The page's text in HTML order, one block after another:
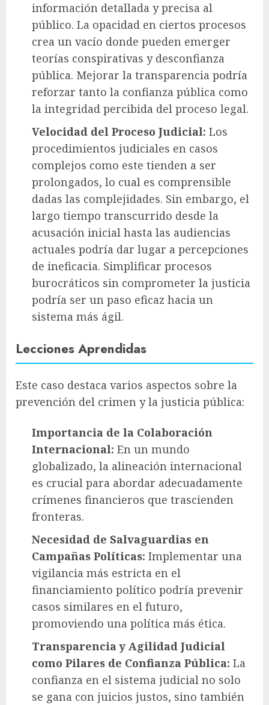
información detallada y precisa al
público. La opacidad en ciertos procesos
crea un vacío donde pueden emerger
teorías conspirativas y desconfianza
pública. Mejorar la transparencia podría
reforzar tanto la confianza pública como
la integridad percibida del proceso legal.
Velocidad del Proceso Judicial: Los
procedimientos judiciales en casos
complejos como este tienden a ser
prolongados, lo cual es comprensible
dadas las complejidades. Sin embargo, el
largo tiempo transcurrido desde la
acusación inicial hasta las audiencias
actuales podría dar lugar a percepciones
de ineficacia. Simplificar procesos
burocráticos sin comprometer la justicia
podría ser un paso eficaz hacia un
sistema más ágil.
Lecciones Aprendidas
Este caso destaca varios aspectos sobre la
prevención del crimen y la justicia pública:
Importancia de la Colaboración
Internacional: En un mundo
globalizado, la alineación internacional
es crucial para abordar adecuadamente
crímenes financieros que trascienden
fronteras.
Necesidad de Salvaguardias en
Campañas Políticas: Implementar una
vigilancia más estricta en el
financiamiento político podría prevenir
casos similares en el futuro,
promoviendo una política más ética.
Transparencia y Agilidad Judicial
como Pilares de Confianza Pública: La
confianza en el sistema judicial no solo
se gana con juicios justos, sino también